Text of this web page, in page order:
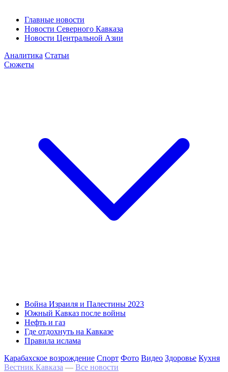
Главные новости
Новости Северного Кавказа
Новости Центральной Азии
Аналитика Статьи
Сюжеты
Война Израиля и Палестины 2023
Южный Кавказ после войны
Нефть и газ
Где отдохнуть на Кавказе
Правила ислама
Карабахское возрождение Спорт Фото Видео Здоровье Кухня
Вестник Кавказа — Все новости